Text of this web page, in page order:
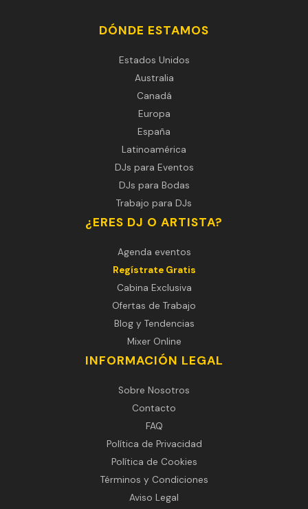
DÓNDE ESTAMOS
Estados Unidos
Australia
Canadá
Europa
España
Latinoamérica
DJs para Eventos
DJs para Bodas
Trabajo para DJs
¿ERES DJ O ARTISTA?
Agenda eventos
Regístrate Gratis
Cabina Exclusiva
Ofertas de Trabajo
Blog y Tendencias
Mixer Online
INFORMACIÓN LEGAL
Sobre Nosotros
Contacto
FAQ
Política de Privacidad
Política de Cookies
Términos y Condiciones
Aviso Legal